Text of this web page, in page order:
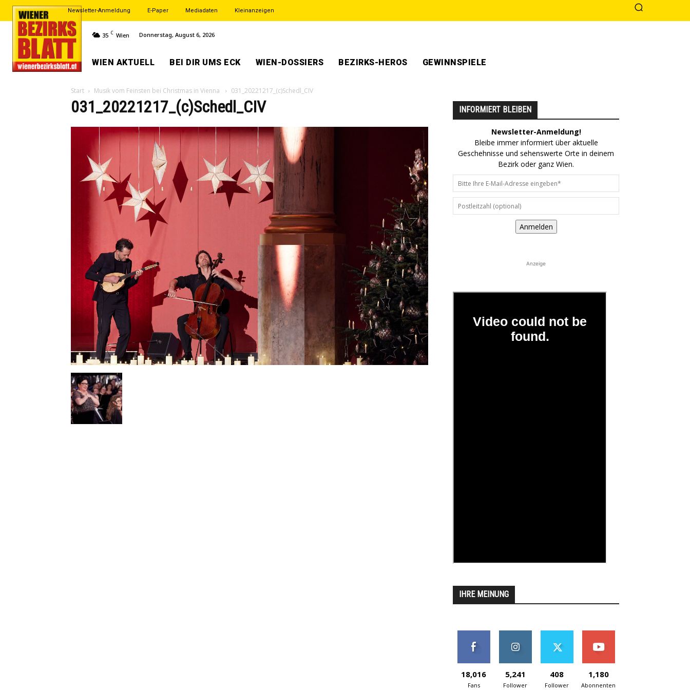
Newsletter-Anmeldung E-Paper Mediadaten Kleinanzeigen
35 C Wien Donnerstag, August 6, 2026
WIEN AKTUELL BEI DIR UMS ECK WIEN-DOSSIERS BEZIRKS-HEROS GEWINNSPIELE
Start Musik vom Feinsten bei Christmas in Vienna 031_20221217_(c)Schedl_CIV
031_20221217_(c)Schedl_CIV INFORMIERT BLEIBEN
Newsletter-Anmeldung!
Bleibe immer informiert über aktuelle
Geschehnisse und sehenswerte Orte in deinem
Bezirk oder ganz Wien.
Anmelden
Anzeige
IHRE MEINUNG
18,016
Fans
5,241
Follower
408
Follower
1,180
Abonnenten